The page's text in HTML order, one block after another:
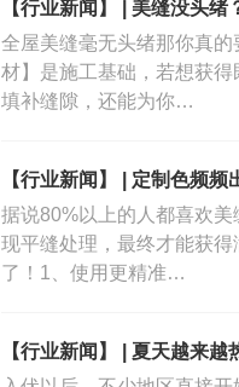
【行业新闻】 | 美缝没头
全屋美缝毫无头绪那你真
材】是施工基础，若想获
填补缝隙，还能为你…
【行业新闻】 | 定制色频
据说80%以上的人都喜欢美
现平缝处理，最终才能获
了！1、使用更精准…
【行业新闻】 | 夏天越来